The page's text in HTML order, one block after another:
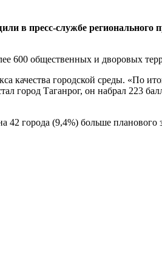
в пресс-службе регионального
600 общественных и дворовых
качества городской среды. «По
город Таганрог, он набрал 223
42 города (9,4%) больше планового